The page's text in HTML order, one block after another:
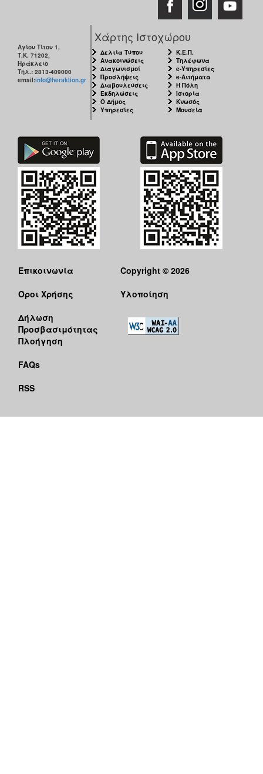
Αγίου Τίτου 1,
Τ.Κ. 71202,
Ηράκλειο
Τηλ.: 2813-409000
email:info@heraklion.gr
Χάρτης Ιστοχώρου
Δελτία Τύπου
Ανακοινώσεις
Διαγωνισμοί
Προσλήψεις
Διαβουλεύσεις
Εκδηλώσεις
Ο Δήμος
Υπηρεσίες
Κ.Ε.Π.
Τηλέφωνα
e-Υπηρεσίες
e-Αιτήματα
Η Πόλη
Ιστορία
Κνωσός
Μουσεία
Επικοινωνία
Όροι Χρήσης
Δήλωση
Προσβασιμότητας
Πλοήγηση
FAQs
RSS
Copyright © 2026
Υλοποίηση